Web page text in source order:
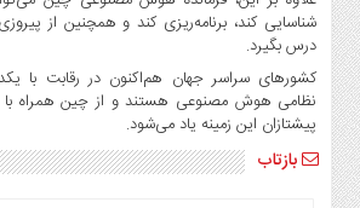
شناسایی کند، برنامه‌ریزی کند و همچنین از
درس بگیرد.
کشورهای سراسر جهان هم‌اکنون در رقابت با
نظامی هوش مصنوعی هستند و از چین همراه با
پیشتازان این زمینه یاد می‌شود.
بازتاب